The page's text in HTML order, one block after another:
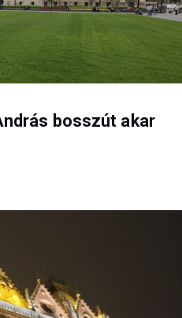
bosszút akar